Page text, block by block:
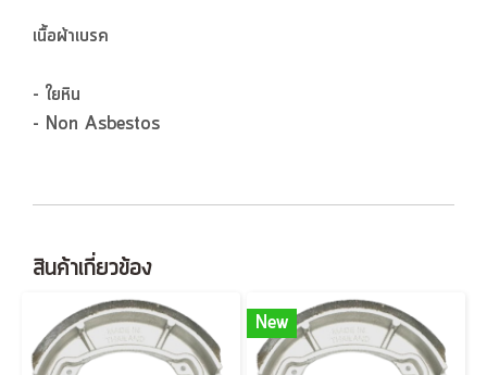
เนื้อผ้าเบรค
- ใยหิน
- Non Asbestos
สินค้าเกี่ยวข้อง
New